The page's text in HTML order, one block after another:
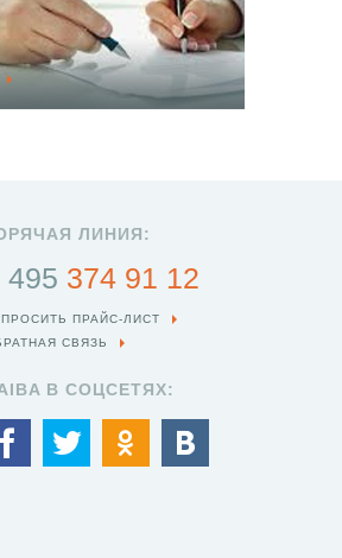
ЛИНИЯ:
495 374 91 12
ПРАЙС-ЛИСТ
СВЯЗЬ
В СОЦСЕТЯХ: